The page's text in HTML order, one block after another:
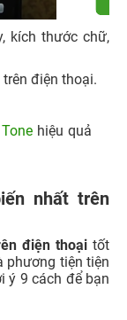
kích thước chữ,
điện thoại.
hiệu quả
nhất trên
điện thoại tốt
phương tiện tiện
ý 9 cách để bạn